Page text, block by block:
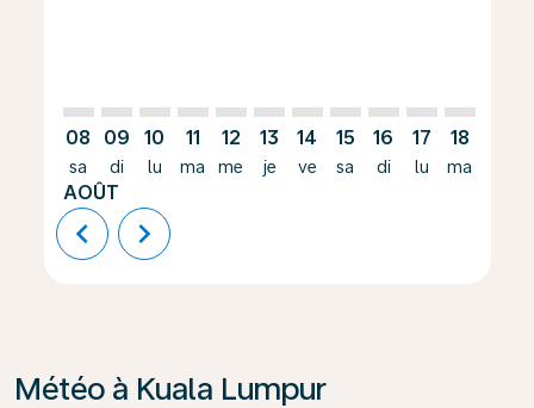
08
sa
AOÛT
09
di
10
lu
11
ma
12
me
13
je
14
ve
15
sa
16
di
17
lu
18
ma
chevron_left chevron_right
Météo à Kuala Lumpur